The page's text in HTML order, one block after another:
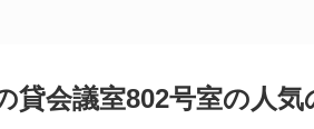
貸会議室802号室の人